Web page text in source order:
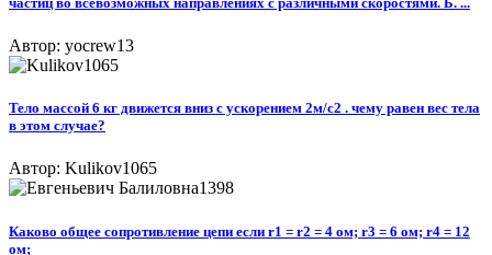
Автор: yocrew13
Тело массой 6 кг движется вниз с ускорением 2м/c2 . чему равен вес тела
в этом случае?
Автор: Kulikov1065
Каково общее сопротивление цепи если r1 = r2 = 4 oм; r3 = 6 oм; r4 = 12
oм;